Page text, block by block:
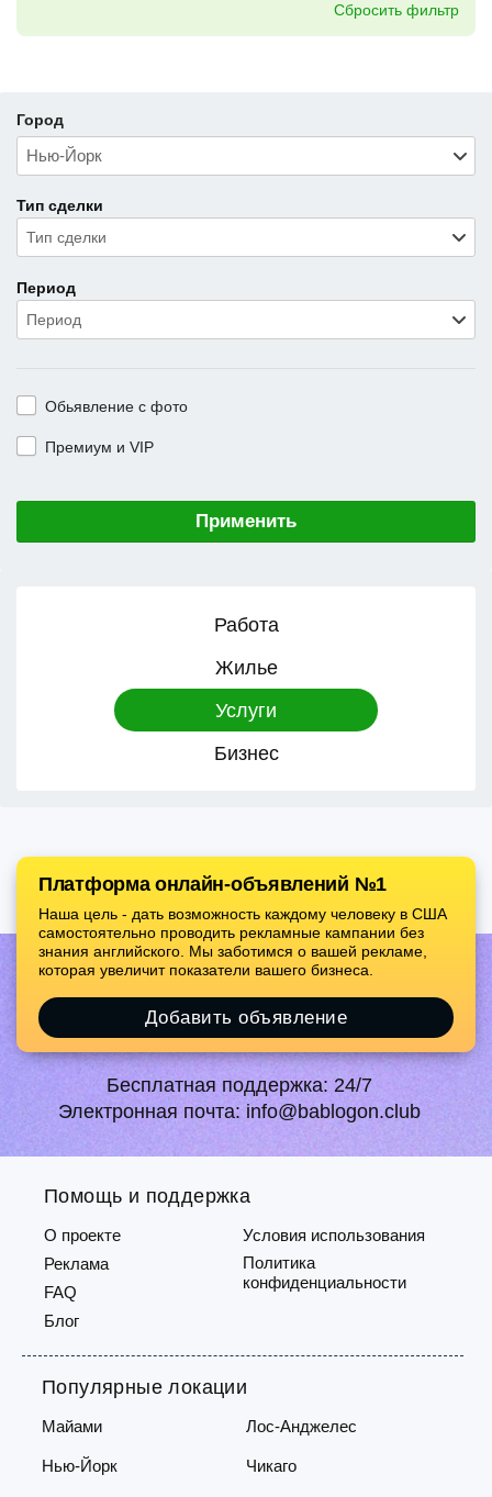
Город
Тип сделки
Тип сделки
Период
Период
Обьявление с фото
Премиум и VIP
Применить
Работа
Жилье
Услуги
Бизнес
Сбросить фильтр
Платформа онлайн-объявлений №1
Наша цель - дать возможность каждому человеку в США
самостоятельно проводить рекламные кампании без
знания английского. Мы заботимся о вашей рекламе,
которая увеличит показатели вашего бизнеса.
Добавить объявление
Бесплатная поддержка: 24/7
Электронная почта: info@bablogon.club
Популярные локации
Майами Лос-Анджелес
Нью-Йорк Чикаго
Помощь и поддержка
О проекте
Реклама
FAQ
Блог
Условия использования
Политика
конфиденциальности